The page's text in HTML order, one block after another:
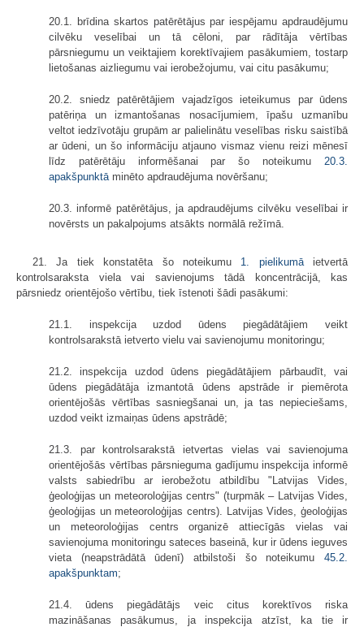
20.1. brīdina skartos patērētājus par iespējamu apdraudējumu
cilvēku veselībai un tā cēloni, par rādītāja vērtības
pārsniegumu un veiktajiem korektīvajiem pasākumiem, tostarp
lietošanas aizliegumu vai ierobežojumu, vai citu pasākumu;
20.2. sniedz patērētājiem vajadzīgos ieteikumus par ūdens
patēriņa un izmantošanas nosacījumiem, īpašu uzmanību
veltot iedzīvotāju grupām ar palielinātu veselības risku saistībā
ar ūdeni, un šo informāciju atjauno vismaz vienu reizi mēnesī
līdz patērētāju informēšanai par šo noteikumu 20.3.
apakšpunktā minēto apdraudējuma novēršanu;
20.3. informē patērētājus, ja apdraudējums cilvēku veselībai ir
novērsts un pakalpojums atsākts normālā režīmā.
21. Ja tiek konstatēta šo noteikumu 1. pielikumāietvertā
kontrolsaraksta viela vai savienojums tādā koncentrācijā, kas
pārsniedz orientējošo vērtību, tiek īstenoti šādi pasākumi:
21.1. inspekcija uzdod ūdens piegādātājiem veikt
kontrolsarakstā ietverto vielu vai savienojumu monitoringu;
21.2. inspekcija uzdod ūdens piegādātājiem pārbaudīt, vai
ūdens piegādātāja izmantotā ūdens apstrāde ir piemērota
orientējošās vērtības sasniegšanai un, ja tas nepieciešams,
uzdod veikt izmaiņas ūdens apstrādē;
21.3. par kontrolsarakstā ietvertas vielas vai savienojuma
orientējošās vērtības pārsnieguma gadījumu inspekcija informē
valsts sabiedrību ar ierobežotu atbildību "Latvijas Vides,
ģeoloģijas un meteoroloģijas centrs" (turpmāk – Latvijas Vides,
ģeoloģijas un meteoroloģijas centrs). Latvijas Vides, ģeoloģijas
un meteoroloģijas centrs organizē attiecīgās vielas vai
savienojuma monitoringu sateces baseinā, kur ir ūdens ieguves
vieta (neapstrādātā ūdenī) atbilstoši šo noteikumu 45.2.
apakšpunktam;
21.4. ūdens piegādātājs veic citus korektīvos riska
mazināšanas pasākumus, ja inspekcija atzīst, ka tie ir